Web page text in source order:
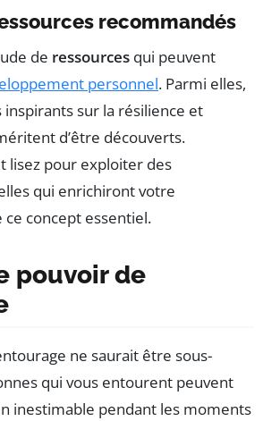
recommandés
de ressources qui peuvent
personnel. Parmi elles,
inspirants sur la résilience et
d’être découverts.
lisez pour exploiter des
qui enrichiront votre
concept essentiel.
pouvoir de
ne saurait être sous-
qui vous entourent peuvent
inestimable pendant les moments